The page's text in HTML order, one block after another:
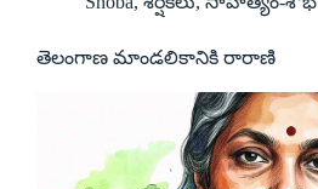
తెలంగాణ మాండలికానికి రారాణి